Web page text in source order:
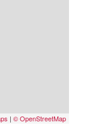
| © OpenStreetMap